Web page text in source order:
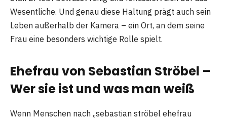
Wesentliche. Und genau diese Haltung prägt auch sein
Leben außerhalb der Kamera – ein Ort, an dem seine
Frau eine besonders wichtige Rolle spielt.
Ehefrau von Sebastian Ströbel –
Wer sie ist und was man weiß
Wenn Menschen nach „sebastian ströbel ehefrau